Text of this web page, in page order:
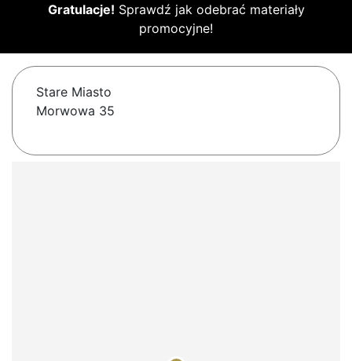
Gratulacje! Sprawdź jak odebrać materiały
promocyjne!
Stare Miasto
Morwowa 35